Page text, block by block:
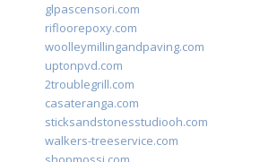
glpascensori.com
rifloorepoxy.com
woolleymillingandpaving.com
uptonpvd.com
2troublegrill.com
casateranga.com
sticksandstonesstudiooh.com
walkers-treeservice.com